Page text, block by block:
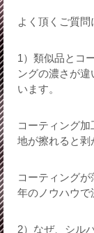
よく頂くご質問
1）類似品とコ
ングの濃さが
います。
コーティング
地が擦れると剥
コーティング
年のノウハウで
2）なぜ、シル